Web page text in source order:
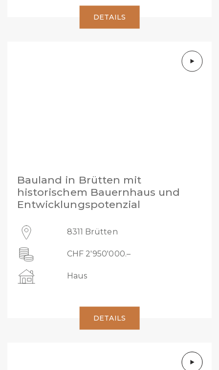
DETAILS
Bauland in Brütten mit
historischem Bauernhaus und
Entwicklungspotenzial
8311 Brütten
CHF 2'950'000.–
Haus
DETAILS